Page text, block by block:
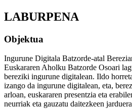
LABURPENA
Objektua
Ingurune Digitala Batzorde-atal
Euskararen Aholku Batzorde Osoari
bereziki ingurune digitalean. Ildo
izango da ingurune digitalean, eta,
arloan, euskararen presentzia eta
neurriak eta gauzatu daitezkeen